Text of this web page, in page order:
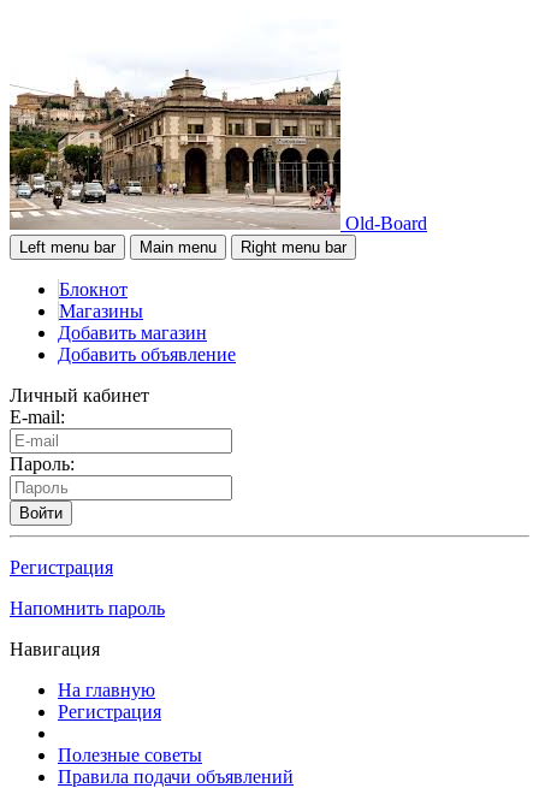
Old-Board
Left menu bar Main menu Right menu bar
Блокнот
Магазины
Добавить магазин
Добавить объявление
Личный кабинет
E-mail:
Пароль:
Войти
Регистрация
Напомнить пароль
Навигация
На главную
Регистрация
Полезные советы
Правила подачи объявлений